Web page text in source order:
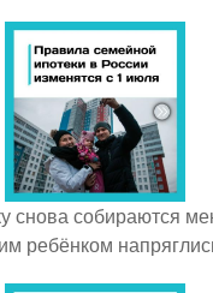
снова собираются
ребёнком